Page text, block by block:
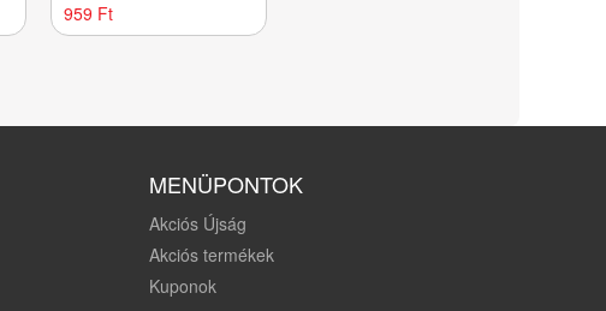
959 Ft
MENÜPONTOK
Akciós Újság
Akciós termékek
Kuponok